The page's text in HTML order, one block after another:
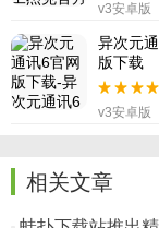
v3安卓版
异次元
版下载
v3安卓版
相关文章